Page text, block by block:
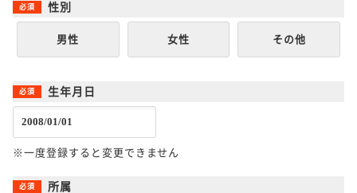
性別
男性 女性 その他
生年月日
※一度登録すると変更できません
所属